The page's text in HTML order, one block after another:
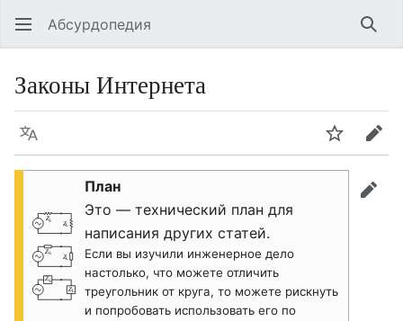
Абсурдопедия
Законы Интернета
Язык
План
Это — технический план для
написания других статей.
Если вы изучили инженерное дело
настолько, что можете отличить
треугольник от круга, то можете рискнуть
и попробовать использовать его по